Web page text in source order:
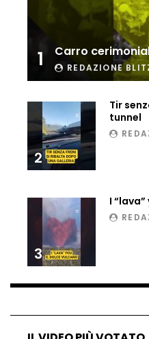
Ucraina,
i droni russi
Tir bloccato
treno lo
all’improvviso
Auto fuori
tragedia a
1 Carro
REDAZIONE
2
Tir
tunnel
3
I